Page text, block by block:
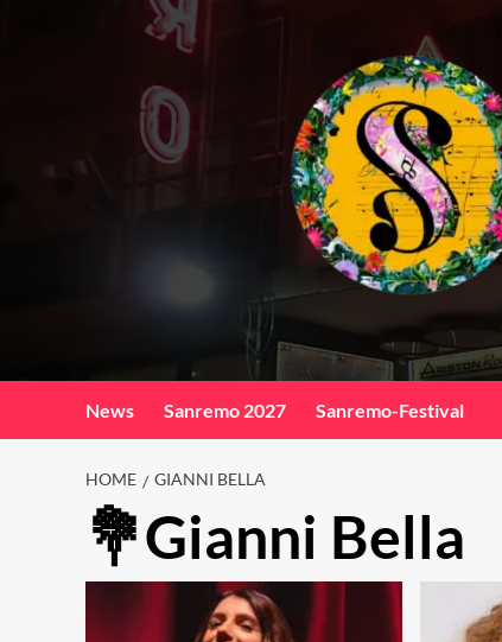
News Sanremo 2027 Sanremo-Festival
HOME GIANNI BELLA
Gianni Bella